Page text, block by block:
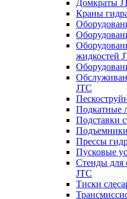
Домкраты
Краны
жидкостей
JTC
Подкатные
Подставки
Прессы
Пусковые
Стенды для
JTC
Тиски